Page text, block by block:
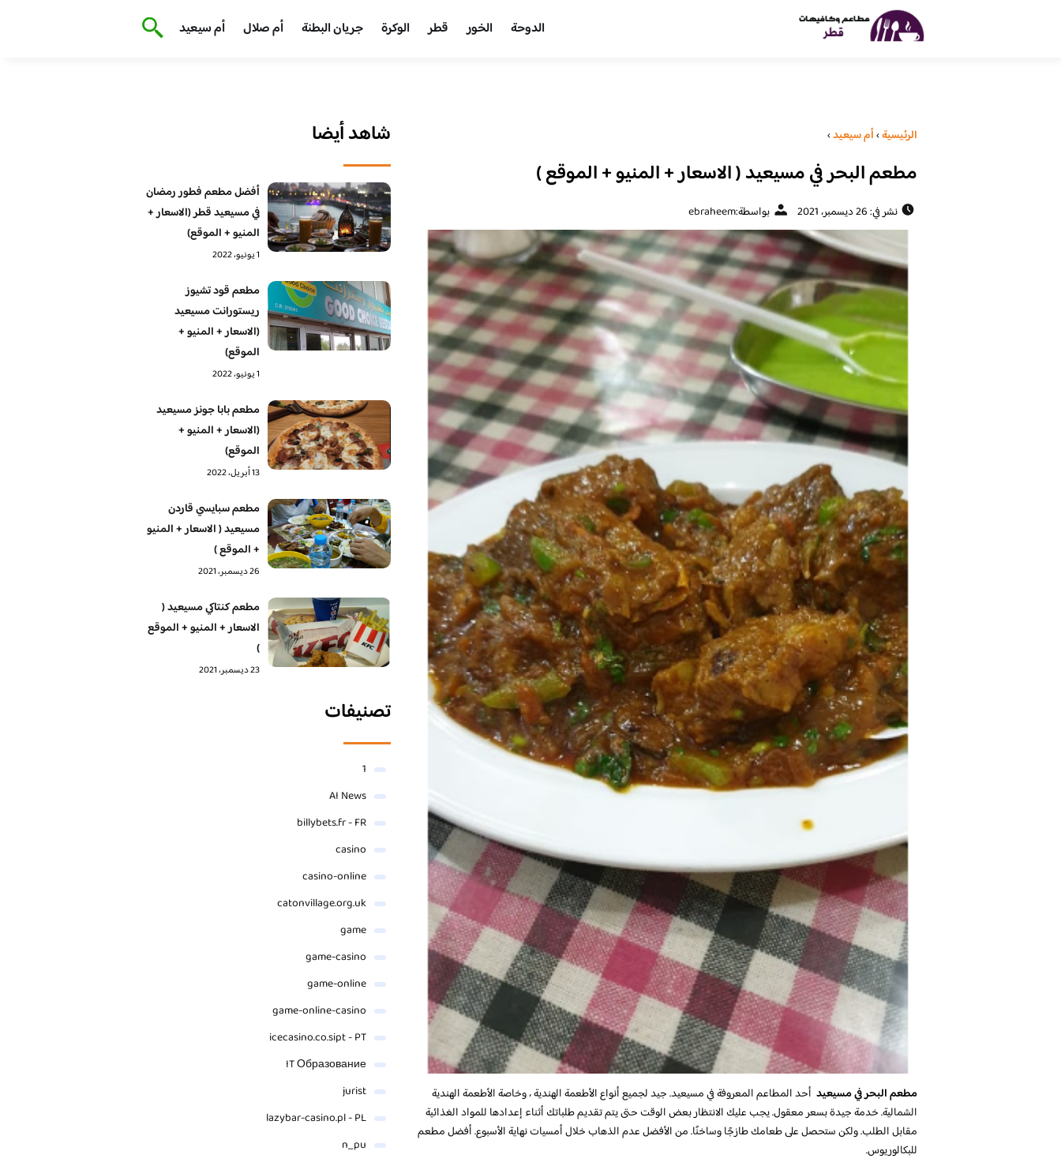
الدوحة الخور قطر الوكرة جريان البطنة أم صلال أم سيعيد
الرئيسية›أم سيعيد›
مطعم البحر في مسيعيد ( الاسعار + المنيو + الموقع )
نشر في: 26 ديسمبر، 2021 بواسطة:ebraheem
مطعم البحر في مسيعيد أحد المطاعم المعروفة في مسيعيد. جيد لجميع أنواع الأطعمة الهندية ، وخاصة الأطعمة الهندية
الشمالية. خدمة جيدة بسعر معقول. يجب عليك الانتظار بعض الوقت حتى يتم تقديم طلباتك أثناء إعدادها للمواد الغذائية
مقابل الطلب. ولكن ستحصل على طعامك طازجًا وساخنًا. من الأفضل عدم الذهاب خلال أمسيات نهاية الأسبوع. أفضل مطعم
للبكالوريوس.
شاهد أيضا
أفضل مطعم فطور رمضان
في مسيعيد قطر (الاسعار +
المنيو + الموقع)
1 يونيو، 2022
مطعم قود تشيوز
ريستورانت مسيعيد
(الاسعار + المنيو +
الموقع)
1 يونيو، 2022
مطعم بابا جونز مسيعيد
(الاسعار + المنيو +
الموقع)
13 أبريل، 2022
مطعم سبايسي قاردن
مسيعيد ( الاسعار + المنيو
+ الموقع )
26 ديسمبر، 2021
مطعم كنتاكي مسيعيد (
الاسعار + المنيو + الموقع
)
23 ديسمبر، 2021
تصنيفات
1
AI News
billybets.fr - FR
casino
casino-online
catonvillage.org.uk
game
game-casino
game-online
game-online-casino
icecasino.co.sipt - PT
IT Образование
jurist
lazybar-casino.pl - PL
n_pu